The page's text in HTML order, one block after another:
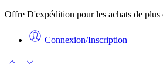
Offre D'expédition pour les achats de
Connexion/Inscription